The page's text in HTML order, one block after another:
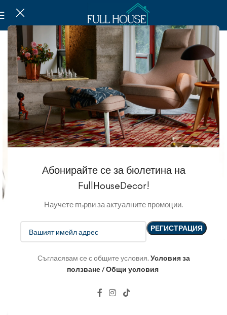
Абонирайте се за бюлетина на
FullHouseDecor!
Научете първи за актуалните промоции.
Съгласявам се с общите условия. Условия за
ползване / Общи условия